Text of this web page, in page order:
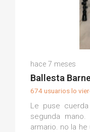
hace 7 meses
Ballesta
674 usuarios lo
Le puse
segunda
armario. no la